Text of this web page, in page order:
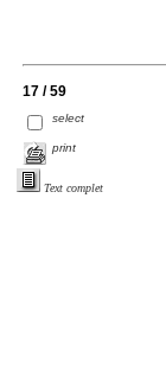
17 / 59
select
print
Text complet